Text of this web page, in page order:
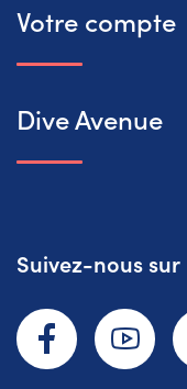
Votre compte
Dive Avenue
Suivez-nous sur